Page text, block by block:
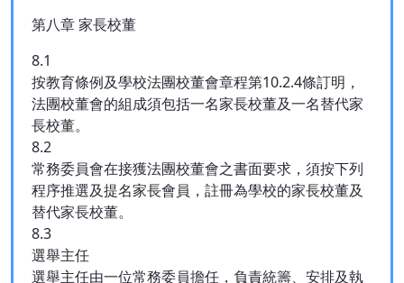
第八章 家長校董
8.1
按教育條例及學校法團校董會章程第10.2.4條訂明，
法團校董會的組成須包括一名家長校董及一名替代家
長校董。
8.2
常務委員會在接獲法團校董會之書面要求，須按下列
程序推選及提名家長會員，註冊為學校的家長校董及
替代家長校董。
8.3
選舉主任
選舉主任由一位常務委員擔任，負責統籌、安排及執